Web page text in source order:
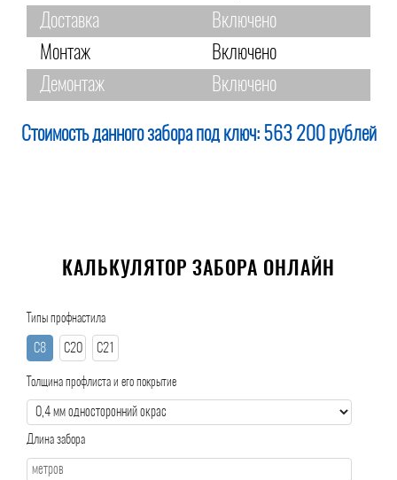
Доставка
Включено
Монтаж
Включено
Демонтаж
Включено
Стоимость данного забора под ключ: 563 200 рублей
КАЛЬКУЛЯТОР ЗАБОРА ОНЛАЙН
Типы профнастила
С8 С20 С21
Толщина профлиста и его покрытие
Длина забора